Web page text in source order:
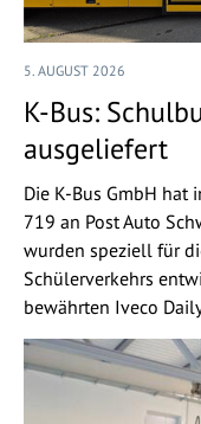
5. AUGUST 2026
K-Bus:
ausgeliefert
Die K-Bus GmbH hat
719 an Post Auto
wurden speziell für
Schülerverkehrs
bewährten Iveco